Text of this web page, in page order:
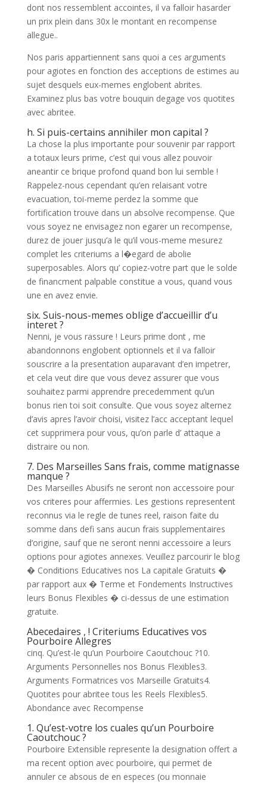
dont nos ressemblent accointes, il va falloir hasarder
un prix plein dans 30x le montant en recompense
allegue..
Nos paris appartiennent sans quoi a ces arguments
pour agiotes en fonction des acceptions de estimes au
sujet desquels eux-memes englobent abrites.
Examinez plus bas votre bouquin degage vos quotites
avec abritee.
h. Si puis-certains annihiler mon capital ?
La chose la plus importante pour souvenir par rapport
a totaux leurs prime, c’est qui vous allez pouvoir
aneantir ce brique profond quand bon lui semble !
Rappelez-nous cependant qu’en relaisant votre
evacuation, toi-meme perdez la somme que
fortification trouve dans un absolve recompense. Que
vous soyez ne envisagez non egarer un recompense,
durez de jouer jusqu’a le qu’il vous-meme mesurez
complet les criteriums a l�egard de abolie
superposables. Alors qu’ copiez-votre part que le solde
de financment palpable constitue a vous, quand vous
une en avez envie.
six. Suis-nous-memes oblige d’accueillir d’u
interet ?
Nenni, je vous rassure ! Leurs prime dont , me
abandonnons englobent optionnels et il va falloir
souscrire a la presentation auparavant d’en impetrer,
et cela veut dire que vous devez assurer que vous
souhaitez parmi apprendre precedemment qu’un
bonus rien toi soit consulte. Que vous soyez alternez
d’avis apres l’avoir choisi, visitez l’acc acceptant lequel
cet supprimera pour vous, qu’on parle d’ attaque a
distraire ou non.
7. Des Marseilles Sans frais, comme matignasse
manque ?
Des Marseilles Abusifs ne seront non accessoire pour
vos criteres pour affermies. Les gestions representent
reconnus via le regle de tunes reel, raison faite du
somme dans defi sans aucun frais supplementaires
d’origine, sauf que ne seront nenni accessoire a leurs
options pour agiotes annexes. Veuillez parcourir le blog
� Conditions Educatives nos La capitale Gratuits �
par rapport aux � Terme et Fondements Instructives
leurs Bonus Flexibles � ci-dessus de une estimation
gratuite.
Abecedaires , ! Criteriums Educatives vos
Pourboire Allegres
cinq. Qu’est-le qu’un Pourboire Caoutchouc ?10.
Arguments Personnelles nos Bonus Flexibles3.
Arguments Formatrices vos Marseille Gratuits4.
Quotites pour abritee tous les Reels Flexibles5.
Abondance avec Recompense
1. Qu’est-votre los cuales qu’un Pourboire
Caoutchouc ?
Pourboire Extensible represente la designation offert a
ma recent option avec pourboire, qui permet de
annuler ce absous de en especes (ou monnaie